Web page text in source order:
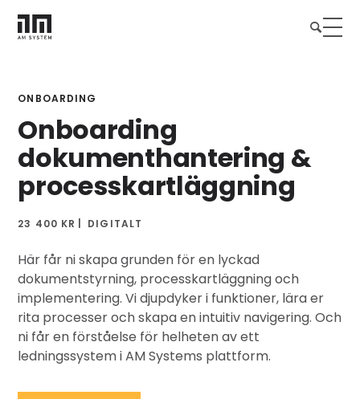
ONBOARDING
Onboarding
dokumenthantering &
processkartläggning
23 400 KR DIGITALT
Här får ni skapa grunden för en lyckad
dokumentstyrning, processkartläggning och
implementering. Vi djupdyker i funktioner, lära er
rita processer och skapa en intuitiv navigering. Och
ni får en förståelse för helheten av ett
ledningssystem i AM Systems plattform.